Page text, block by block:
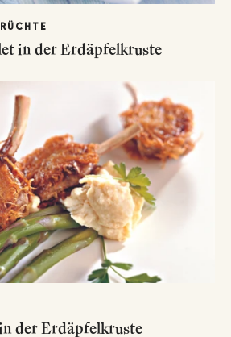
in der Erdäpfelkruste
der Erdäpfelkruste